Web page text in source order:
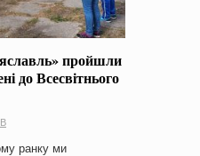
пройшли
до Всесвітнього
ранку ми